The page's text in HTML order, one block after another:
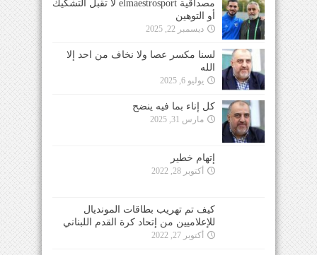
مصداقية elmaestrosport لا تقبل التشكيك
أو التوهين
ديسمبر 22, 2025
لسنا مكسر عصا ولا نخاف من احد إلا
الله
يوليو 6, 2025
كل إناء بما فيه ينضح
مارس 31, 2025
إتهام خطير
أكتوبر 28, 2022
كيف تم تهريب بطاقات المونديال
للإعلاميين من إتحاد كرة القدم اللبناني
أكتوبر 27, 2022